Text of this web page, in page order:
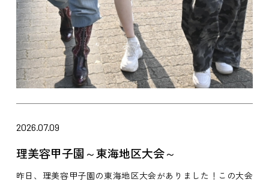
2026.07.09
理美容甲子園～東海地区大会～
昨日、理美容甲子園の東海地区大会がありました！この大会